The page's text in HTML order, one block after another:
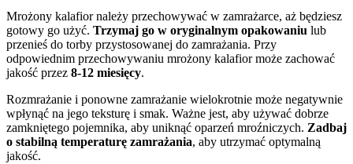
Mrożony kalafior należy przechowywać w zamrażarce, aż będziesz
gotowy go użyć. Trzymaj go w oryginalnym opakowaniu lub
przenieś do torby przystosowanej do zamrażania. Przy
odpowiednim przechowywaniu mrożony kalafior może zachować
jakość przez 8-12 miesięcy.
Rozmrażanie i ponowne zamrażanie wielokrotnie może negatywnie
wpłynąć na jego teksturę i smak. Ważne jest, aby używać dobrze
zamkniętego pojemnika, aby uniknąć oparzeń mroźniczych. Zadbaj
o stabilną temperaturę zamrażania, aby utrzymać optymalną
jakość.